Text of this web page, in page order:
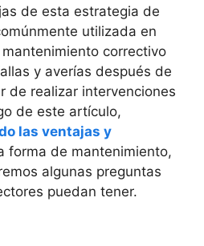
de esta estrategia de
utilizada en
correctivo
y averías después de
de realizar intervenciones
de este artículo,
las ventajas y
forma de mantenimiento,
algunas preguntas
puedan tener.